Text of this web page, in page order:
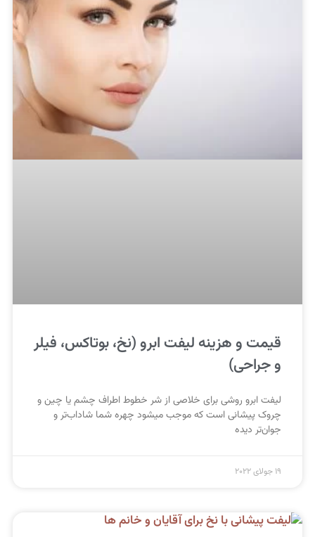
قیمت و هزینه لیفت ابرو (نخ، بوتاکس، فیلر
و جراحی)
لیفت ابرو روشی برای خلاصی از شر خطوط اطراف چشم یا چین و
چروک پیشانی است که موجب میشود چهره شما شاداب‌تر و
جوان‌تر دیده
19 جولای 2022